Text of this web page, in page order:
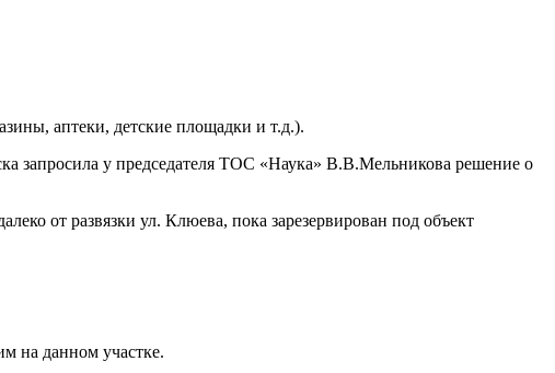
аптеки, детские площадки и т.д.).
запросила у председателя ТОС «Наука» В.В.Мельникова решение о
от развязки ул. Клюева, пока зарезервирован под объект
на данном участке.